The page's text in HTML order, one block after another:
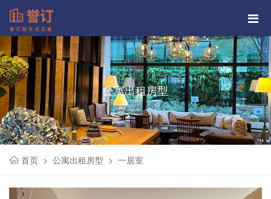
公寓出租房型
首页 公寓出租房型 一居室